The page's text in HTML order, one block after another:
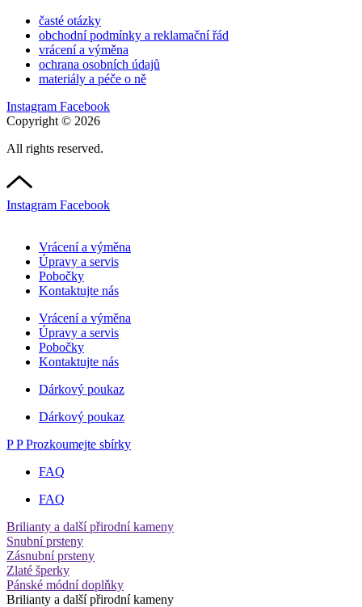
časté otázky
obchodní podmínky a reklamační řád
vrácení a výměna
ochrana osobních údajů
materiály a péče o ně
Instagram Facebook
Copyright © 2026
All rights reserved.
Instagram Facebook
Vrácení a výměna
Úpravy a servis
Pobočky
Kontaktujte nás
Vrácení a výměna
Úpravy a servis
Pobočky
Kontaktujte nás
Dárkový poukaz
Dárkový poukaz
PPProzkoumejte sbírky
FAQ
FAQ
Brilianty a další přirodní kameny
Snubní prsteny
Zásnubní prsteny
Zlaté šperky
Pánské módní doplňky
Brilianty a další přirodní kameny